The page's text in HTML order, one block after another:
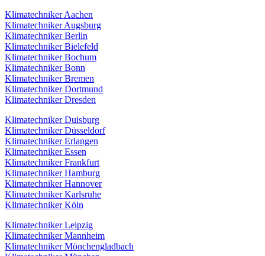
Klimatechniker Aachen
Klimatechniker Augsburg
Klimatechniker Berlin
Klimatechniker Bielefeld
Klimatechniker Bochum
Klimatechniker Bonn
Klimatechniker Bremen
Klimatechniker Dortmund
Klimatechniker Dresden
Klimatechniker Duisburg
Klimatechniker Düsseldorf
Klimatechniker Erlangen
Klimatechniker Essen
Klimatechniker Frankfurt
Klimatechniker Hamburg
Klimatechniker Hannover
Klimatechniker Karlsruhe
Klimatechniker Köln
Klimatechniker Leipzig
Klimatechniker Mannheim
Klimatechniker Mönchengladbach